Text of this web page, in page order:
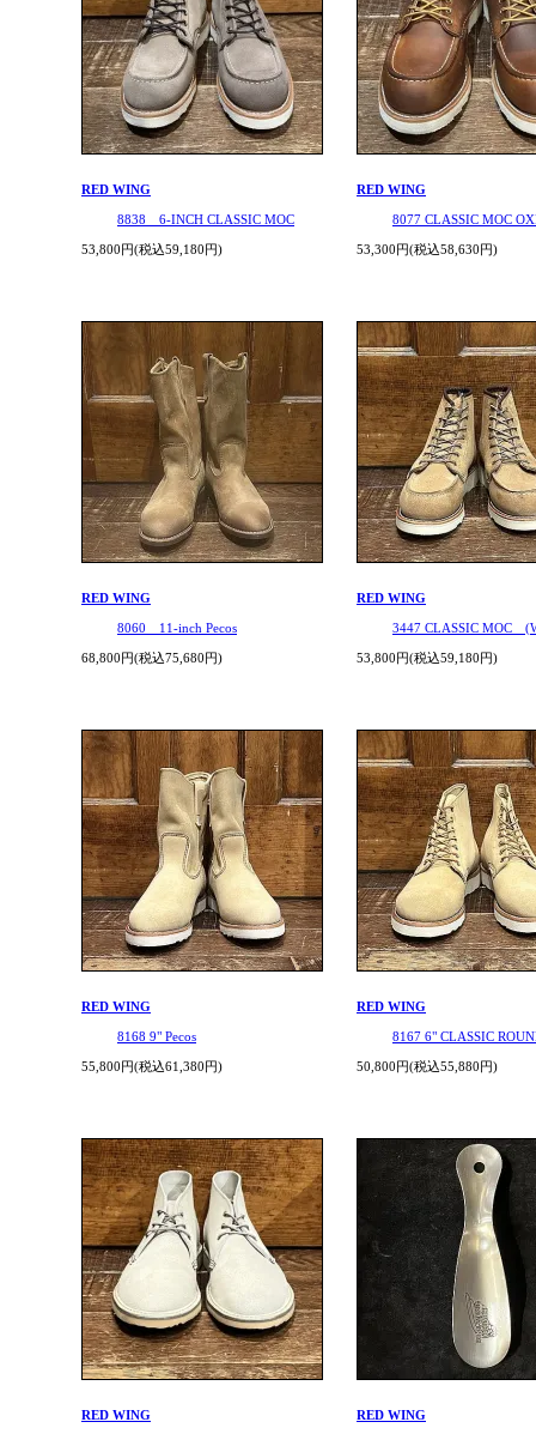
RED WING
8838 6-INCH CLASSIC MOC
53,800円(税込59,180円)
RED WING
8077 CLASSIC MOC
53,300円(税込58,630円)
RED WING
8060 11-inch Pecos
68,800円(税込75,680円)
RED WING
3447 CLASSIC MOC
53,800円(税込59,180円)
RED WING
8168 9" Pecos
55,800円(税込61,380円)
RED WING
8167 6" CLASSIC
50,800円(税込55,880円)
RED WING RED WING